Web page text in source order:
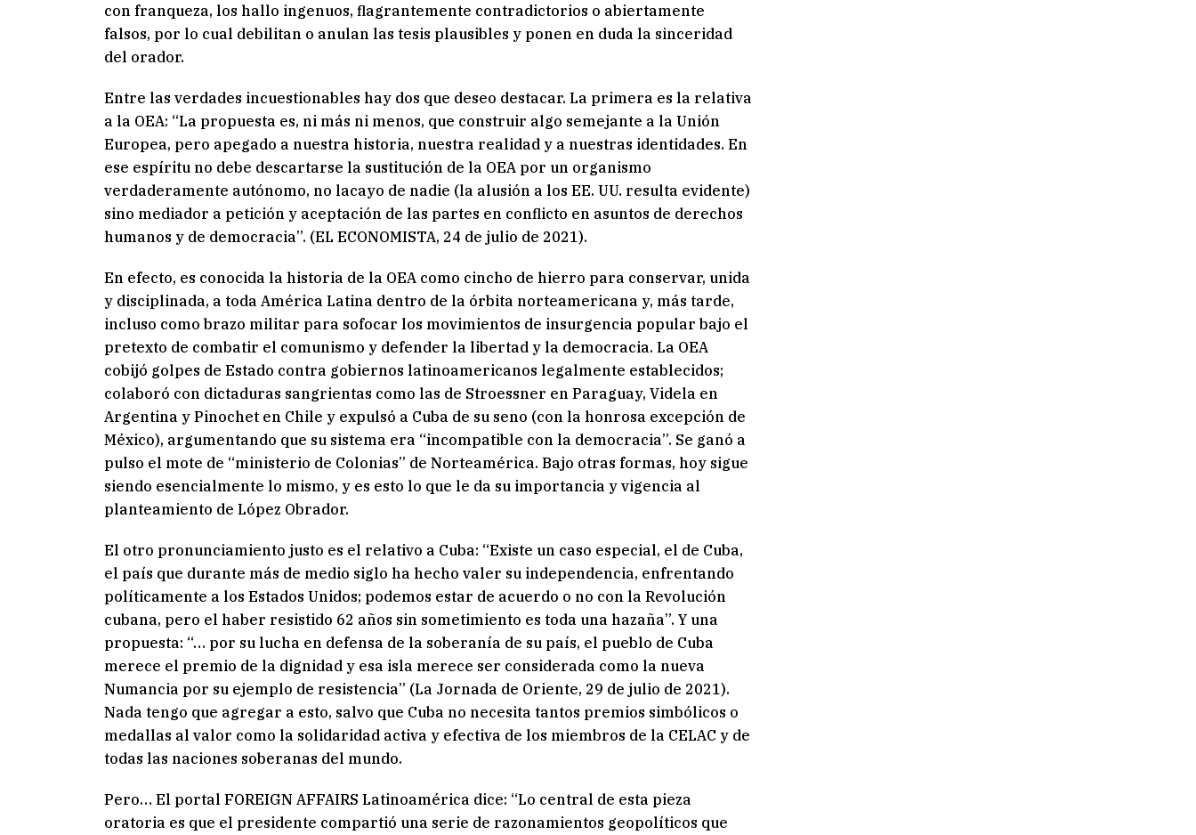
con franqueza, los hallo ingenuos, flagrantemente contradictorios o abiertamente
falsos, por lo cual debilitan o anulan las tesis plausibles y ponen en duda la sinceridad
del orador.
Entre las verdades incuestionables hay dos que deseo destacar. La primera es la relativa
a la OEA: “La propuesta es, ni más ni menos, que construir algo semejante a la Unión
Europea, pero apegado a nuestra historia, nuestra realidad y a nuestras identidades. En
ese espíritu no debe descartarse la sustitución de la OEA por un organismo
verdaderamente autónomo, no lacayo de nadie (la alusión a los EE. UU. resulta evidente)
sino mediador a petición y aceptación de las partes en conflicto en asuntos de derechos
humanos y de democracia”. (EL ECONOMISTA, 24 de julio de 2021).
En efecto, es conocida la historia de la OEA como cincho de hierro para conservar, unida
y disciplinada, a toda América Latina dentro de la órbita norteamericana y, más tarde,
incluso como brazo militar para sofocar los movimientos de insurgencia popular bajo el
pretexto de combatir el comunismo y defender la libertad y la democracia. La OEA
cobijó golpes de Estado contra gobiernos latinoamericanos legalmente establecidos;
colaboró con dictaduras sangrientas como las de Stroessner en Paraguay, Videla en
Argentina y Pinochet en Chile y expulsó a Cuba de su seno (con la honrosa excepción de
México), argumentando que su sistema era “incompatible con la democracia”. Se ganó a
pulso el mote de “ministerio de Colonias” de Norteamérica. Bajo otras formas, hoy sigue
siendo esencialmente lo mismo, y es esto lo que le da su importancia y vigencia al
planteamiento de López Obrador.
El otro pronunciamiento justo es el relativo a Cuba: “Existe un caso especial, el de Cuba,
el país que durante más de medio siglo ha hecho valer su independencia, enfrentando
políticamente a los Estados Unidos; podemos estar de acuerdo o no con la Revolución
cubana, pero el haber resistido 62 años sin sometimiento es toda una hazaña”. Y una
propuesta: “… por su lucha en defensa de la soberanía de su país, el pueblo de Cuba
merece el premio de la dignidad y esa isla merece ser considerada como la nueva
Numancia por su ejemplo de resistencia” (La Jornada de Oriente, 29 de julio de 2021).
Nada tengo que agregar a esto, salvo que Cuba no necesita tantos premios simbólicos o
medallas al valor como la solidaridad activa y efectiva de los miembros de la CELAC y de
todas las naciones soberanas del mundo.
Pero… El portal FOREIGN AFFAIRS Latinoamérica dice: “Lo central de esta pieza
oratoria es que el presidente compartió una serie de razonamientos geopolíticos que